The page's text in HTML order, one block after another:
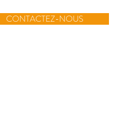
CONTACTEZ-NOUS